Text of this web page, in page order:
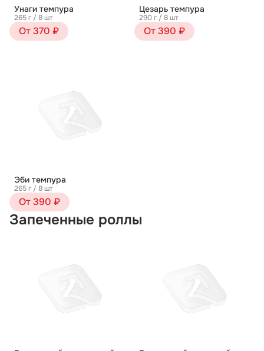
Унаги темпура
265 г / 8 шт
От 370 ₽
Цезарь темпура
290 г / 8 шт
От 390 ₽
Эби темпура
265 г / 8 шт
От 390 ₽
Запеченные роллы